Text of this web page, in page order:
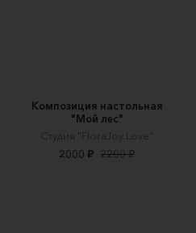
Композиция настольная
"Мой лес"
Cтудия "FloraJoy.Love"
2000 ₽ 2200 ₽